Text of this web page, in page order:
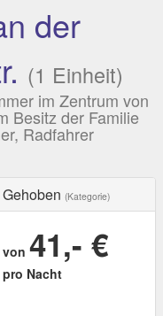
der
(1 Einheit)
im Zentrum von
Besitz der Familie
Radfahrer
Gehoben (Kategorie)
von 41,- €
pro Nacht